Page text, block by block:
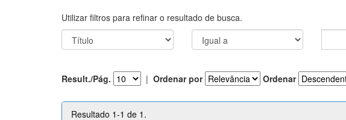
Utilizar filtros para refinar o resultado de busca.
Result./Pág. | Ordenar por Ordenar
Resultado 1-1 de 1.